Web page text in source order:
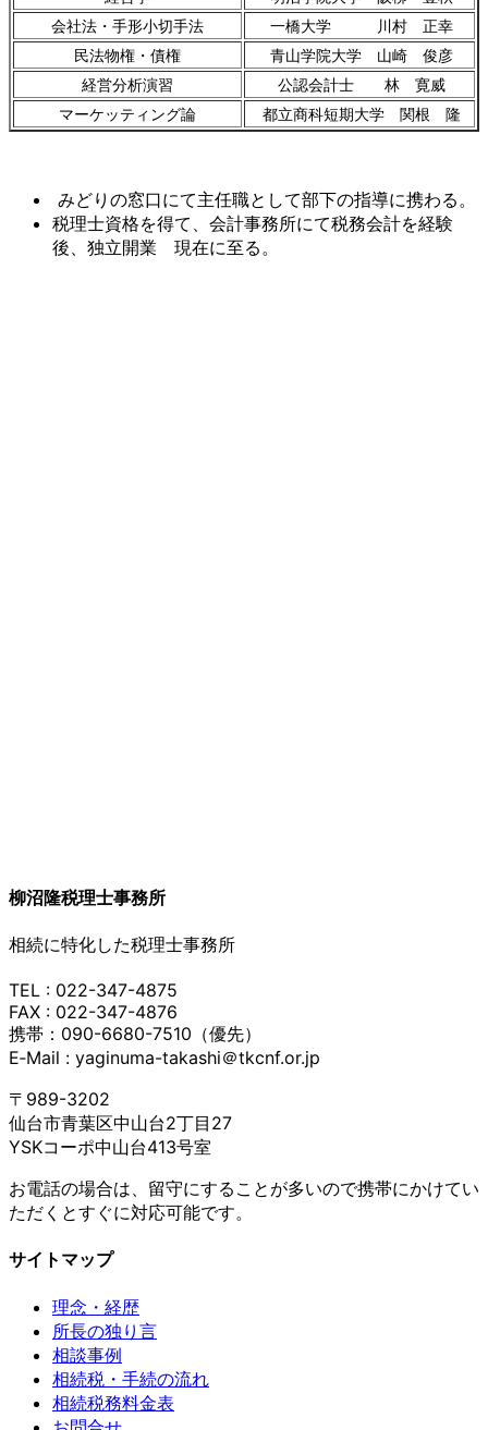
会社法・手形小切手法
一橋大学 川村 正幸
民法物権・債権
青山学院大学 山崎 俊彦
経営分析演習
公認会計士 林 寛威
マーケッティング論
都立商科短期大学 関根 隆
みどりの窓口にて主任職として部下の指導に携わる。
税理士資格を得て、会計事務所にて税務会計を経験
後、独立開業 現在に至る。
柳沼隆税理士事務所
相続に特化した税理士事務所
TEL : 022-347-4875
FAX : 022-347-4876
携帯：090-6680-7510（優先）
E‐Mail : yaginuma-takashi＠tkcnf.or.jp
〒989-3202
仙台市青葉区中山台2丁目27
YSKコーポ中山台413号室
お電話の場合は、留守にすることが多いので携帯にかけてい
ただくとすぐに対応可能です。
サイトマップ
理念・経歴
所長の独り言
相談事例
相続税・手続の流れ
相続税務料金表